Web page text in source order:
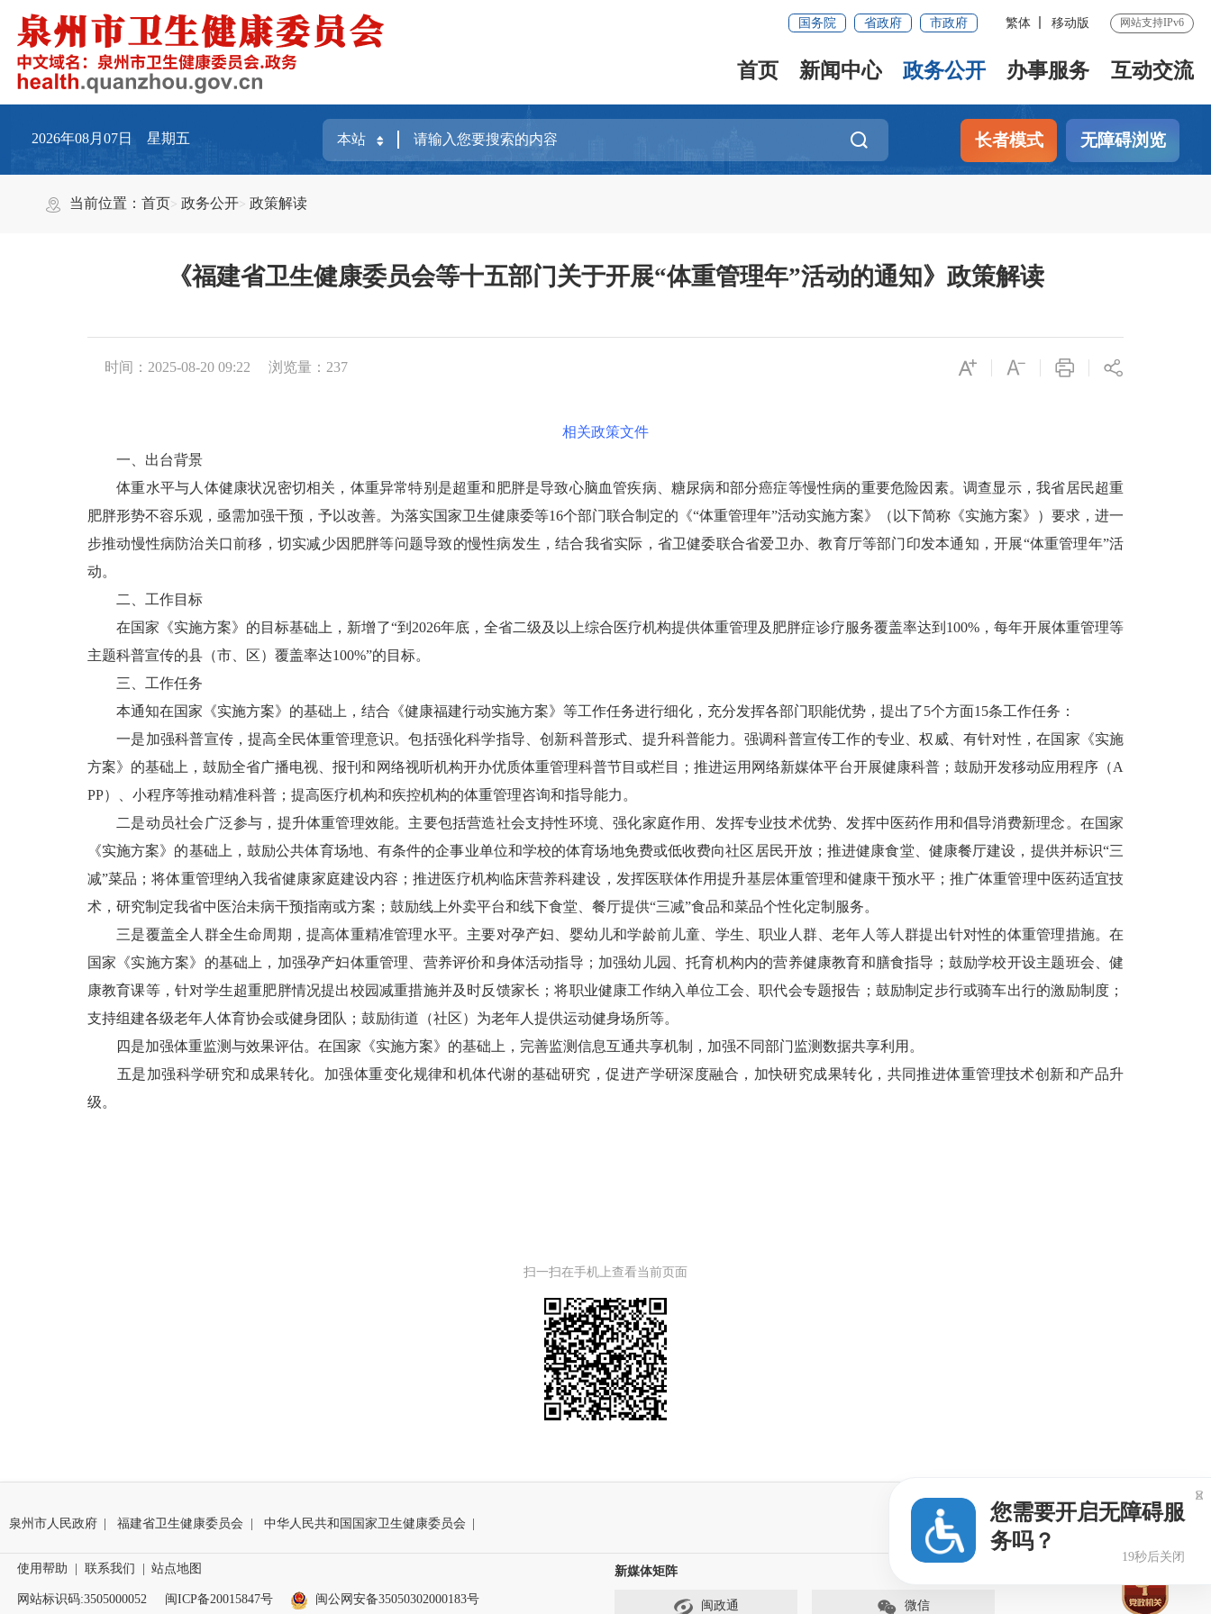
国务院 省政府 市政府 繁体 移动版 网站支持IPv6
首页 新闻中心 政务公开 办事服务 互动交流
2026年08月07日 星期五 长者模式 无障碍浏览
当前位置：首页 政务公开 政策解读
《福建省卫生健康委员会等十五部门关于开展“体重管理年”活动的通知》政策解读
时间：2025-08-20 09:22 浏览量： 237
相关政策文件
一、出台背景
体重水平与人体健康状况密切相关，体重异常特别是超重和肥胖是导致心脑血管疾病、糖尿病和部分癌症等慢性病的重要危险因素。调查显示，我省居民超重
肥胖形势不容乐观，亟需加强干预，予以改善。为落实国家卫生健康委等16个部门联合制定的《“体重管理年”活动实施方案》（以下简称《实施方案》）要求，进一
步推动慢性病防治关口前移，切实减少因肥胖等问题导致的慢性病发生，结合我省实际，省卫健委联合省爱卫办、教育厅等部门印发本通知，开展“体重管理年”活
动。
二、工作目标
在国家《实施方案》的目标基础上，新增了“到2026年底，全省二级及以上综合医疗机构提供体重管理及肥胖症诊疗服务覆盖率达到100%，每年开展体重管理等
主题科普宣传的县（市、区）覆盖率达100%”的目标。
三、工作任务
本通知在国家《实施方案》的基础上，结合《健康福建行动实施方案》等工作任务进行细化，充分发挥各部门职能优势，提出了5个方面15条工作任务：
一是加强科普宣传，提高全民体重管理意识。包括强化科学指导、创新科普形式、提升科普能力。强调科普宣传工作的专业、权威、有针对性，在国家《实施
方案》的基础上，鼓励全省广播电视、报刊和网络视听机构开办优质体重管理科普节目或栏目；推进运用网络新媒体平台开展健康科普；鼓励开发移动应用程序（A
PP）、小程序等推动精准科普；提高医疗机构和疾控机构的体重管理咨询和指导能力。
二是动员社会广泛参与，提升体重管理效能。主要包括营造社会支持性环境、强化家庭作用、发挥专业技术优势、发挥中医药作用和倡导消费新理念。在国家
《实施方案》的基础上，鼓励公共体育场地、有条件的企事业单位和学校的体育场地免费或低收费向社区居民开放；推进健康食堂、健康餐厅建设，提供并标识“三
减”菜品；将体重管理纳入我省健康家庭建设内容；推进医疗机构临床营养科建设，发挥医联体作用提升基层体重管理和健康干预水平；推广体重管理中医药适宜技
术，研究制定我省中医治未病干预指南或方案；鼓励线上外卖平台和线下食堂、餐厅提供“三减”食品和菜品个性化定制服务。
三是覆盖全人群全生命周期，提高体重精准管理水平。主要对孕产妇、婴幼儿和学龄前儿童、学生、职业人群、老年人等人群提出针对性的体重管理措施。在
国家《实施方案》的基础上，加强孕产妇体重管理、营养评价和身体活动指导；加强幼儿园、托育机构内的营养健康教育和膳食指导；鼓励学校开设主题班会、健
康教育课等，针对学生超重肥胖情况提出校园减重措施并及时反馈家长；将职业健康工作纳入单位工会、职代会专题报告；鼓励制定步行或骑车出行的激励制度；
支持组建各级老年人体育协会或健身团队；鼓励街道（社区）为老年人提供运动健身场所等。
四是加强体重监测与效果评估。在国家《实施方案》的基础上，完善监测信息互通共享机制，加强不同部门监测数据共享利用。
五是加强科学研究和成果转化。加强体重变化规律和机体代谢的基础研究，促进产学研深度融合，加快研究成果转化，共同推进体重管理技术创新和产品升
级。
扫一扫在手机上查看当前页面
泉州市人民政府 | 福建省卫生健康委员会 | 中华人民共和国国家卫生健康委员会 |
使用帮助 联系我们 站点地图
网站标识码:3505000052 闽ICP备20015847号 闽公网安备35050302000183号
新媒体矩阵
闽政通 微信
您需要开启无障碍服
务吗？
19秒后关闭
